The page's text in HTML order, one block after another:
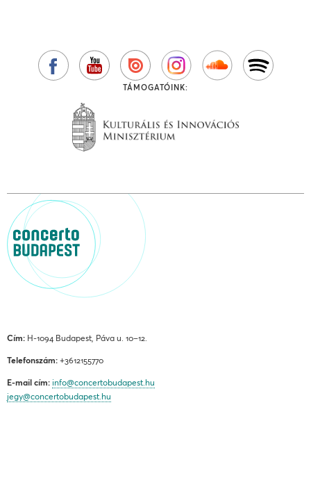
TÁMOGATÓINK:
Cím: H-1094 Budapest, Páva u. 10–12.
Telefonszám: +3612155770
E-mail cím: info@concertobudapest.hu
jegy@concertobudapest.hu